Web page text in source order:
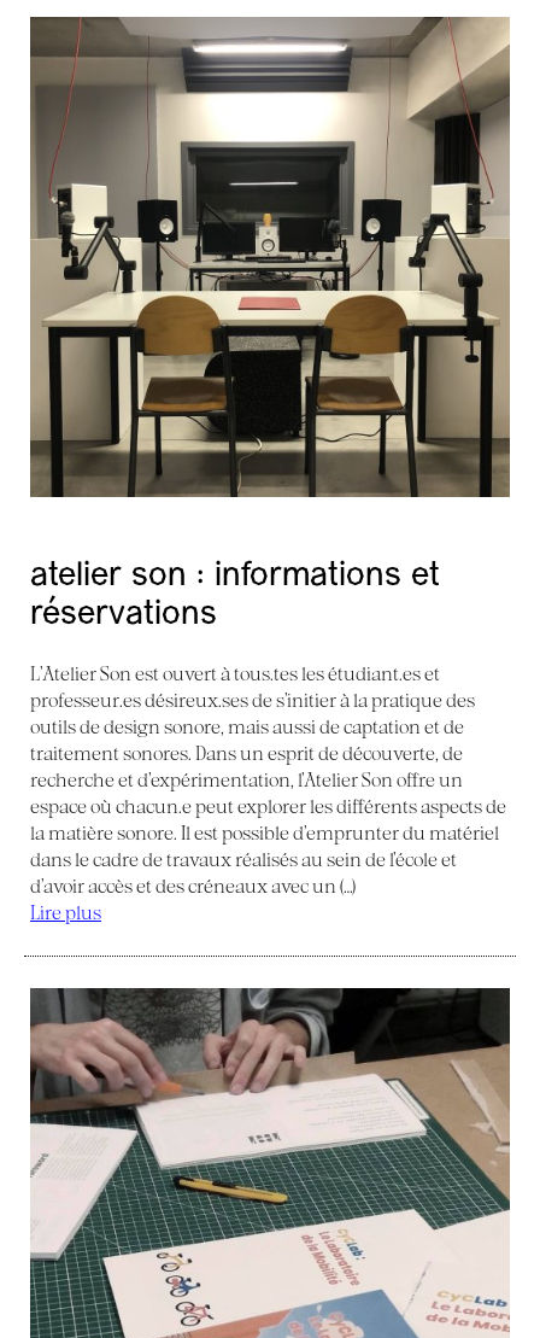
atelier son : informations et
réservations
L’Atelier Son est ouvert à tous.tes les étudiant.es et
professeur.es désireux.ses de s’initier à la pratique des
outils de design sonore, mais aussi de captation et de
traitement sonores. Dans un esprit de découverte, de
recherche et d’expérimentation, l’Atelier Son offre un
espace où chacun.e peut explorer les différents aspects de
la matière sonore. Il est possible d’emprunter du matériel
dans le cadre de travaux réalisés au sein de l’école et
d’avoir accès et des créneaux avec un (…)
Lire plus